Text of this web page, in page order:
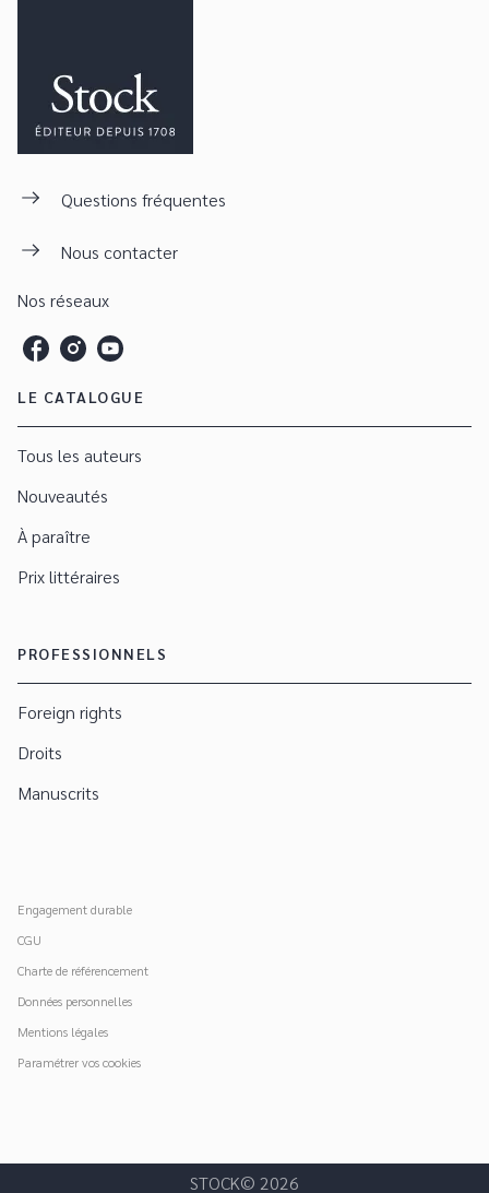
Questions fréquentes
Nous contacter
Nos réseaux
LE CATALOGUE
Tous les auteurs
Nouveautés
À paraître
Prix littéraires
PROFESSIONNELS
Foreign rights
Droits
Manuscrits
Engagement durable
CGU
Charte de référencement
Données personnelles
Mentions légales
Paramétrer vos cookies
STOCK© 2026